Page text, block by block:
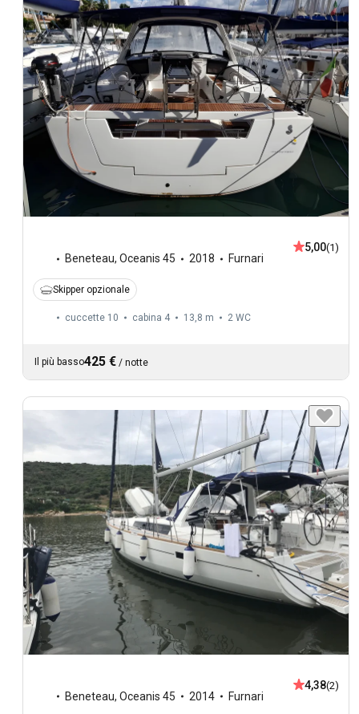
Beneteau, Oceanis 45 2018 Furnari
5,00(1)
Skipper opzionale
cuccette 10 cabina 4 13,8 m 2 WC
Il più basso425 € / notte
Beneteau, Oceanis 45 2014 Furnari
4,38(2)